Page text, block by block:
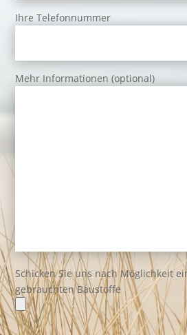
Ihre Telefonnummer
Mehr Informationen (optional)
Schicken Sie uns nach Möglichkeit
gebrauchten Baustoffe